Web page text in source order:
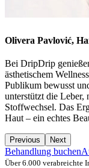
Olivera Pavlović,
Bei DripDrip
ästhetischem
Publikum bewusst
unterstützt die Leber,
Stoffwechsel. Das
Haut – ein echtes
Previous Next
Behandlung buchen
Über 6.000 verabreichte